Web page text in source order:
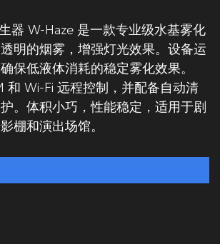
器 W-Haze 是一款专业级水基雾化
明的烟雾，增强灯光效果。设备运
保低液体消耗的稳定雾化效果。
和 Wi-Fi 远程控制，并配备自动清
。体积小巧，性能稳定，适用于剧
棚和演出场馆。